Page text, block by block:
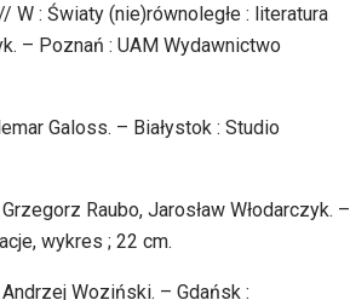
: Światy (nie)równoległe : literatura
– Poznań : UAM Wydawnictwo
Galoss. – Białystok : Studio
Raubo, Jarosław Włodarczyk. –
wykres ; 22 cm.
Woziński. – Gdańsk :